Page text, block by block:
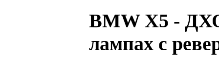
BMW X5 -
лампах с